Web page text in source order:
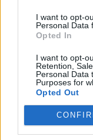
I want to opt-
Personal Data
Opted In
I want to opt-
Retention,
Personal Data
Purposes for
Opted Out